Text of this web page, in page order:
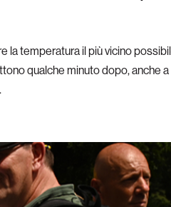
temperatura il più vicino
qualche minuto dopo, anche